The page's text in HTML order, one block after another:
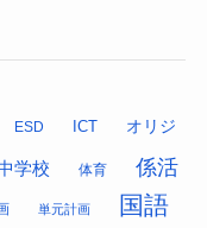
ESD ICT オリジ
学校 体育
係活
単元計画 国語